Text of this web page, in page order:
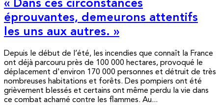
« Dans ces circonstances
éprouvantes, demeurons attentifs
les uns aux autres. »
Depuis le début de l’été, les incendies que connaît la France
ont déjà parcouru près de 100 000 hectares, provoqué le
déplacement d'environ 170 000 personnes et détruit de très
nombreuses habitations et forêts. Des pompiers ont été
grièvement blessés et certains ont même perdu la vie dans
ce combat acharné contre les flammes. Au...